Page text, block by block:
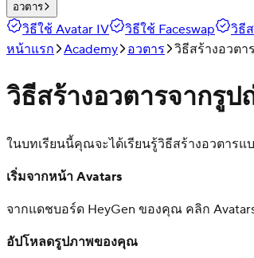
อวตาร
วิธีใช้ Avatar IV วิธีใช้ Faceswap
วิธี
หน้าแรก
Academy อวตาร วิธีสร้างอวตา
วิธีสร้างอวตารจากรูป
ในบทเรียนนี้คุณจะได้เรียนรู้วิธีสร้างอวตาร
เริ่มจากหน้า Avatars
จากแดชบอร์ด HeyGen ของคุณ คลิก
อัปโหลดรูปภาพของคุณ